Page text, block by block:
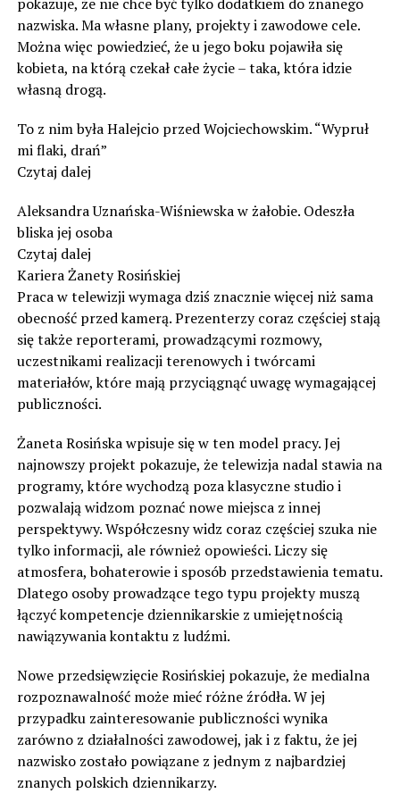
nazwiska. Ma własne plany, projekty i zawodowe cele.
Można więc powiedzieć, że u jego boku pojawiła się
kobieta, na którą czekał całe życie – taka, która idzie
własną drogą.
To z nim była Halejcio przed Wojciechowskim. “Wypruł
mi flaki, drań”
Czytaj dalej
Aleksandra Uznańska-Wiśniewska w żałobie. Odeszła
bliska jej osoba
Czytaj dalej
Kariera Żanety Rosińskiej
Praca w telewizji wymaga dziś znacznie więcej niż sama
obecność przed kamerą. Prezenterzy coraz częściej stają
się także reporterami, prowadzącymi rozmowy,
uczestnikami realizacji terenowych i twórcami
materiałów, które mają przyciągnąć uwagę wymagającej
publiczności.
Żaneta Rosińska wpisuje się w ten model pracy. Jej
najnowszy projekt pokazuje, że telewizja nadal stawia na
programy, które wychodzą poza klasyczne studio i
pozwalają widzom poznać nowe miejsca z innej
perspektywy. Współczesny widz coraz częściej szuka nie
tylko informacji, ale również opowieści. Liczy się
atmosfera, bohaterowie i sposób przedstawienia tematu.
Dlatego osoby prowadzące tego typu projekty muszą
łączyć kompetencje dziennikarskie z umiejętnością
nawiązywania kontaktu z ludźmi.
Nowe przedsięwzięcie Rosińskiej pokazuje, że medialna
rozpoznawalność może mieć różne źródła. W jej
przypadku zainteresowanie publiczności wynika
zarówno z działalności zawodowej, jak i z faktu, że jej
nazwisko zostało powiązane z jednym z najbardziej
znanych polskich dziennikarzy.